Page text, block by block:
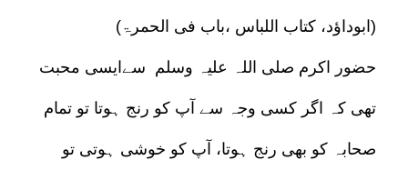
(ابوداؤد، کتاب اللباس ،باب فی الحمرۃ)
حضور اکرم صلی اللہ علیہ وسلم سےایسی محبت
تھی کہ اگر کسی وجہ سے آپ کو رنج ہوتا تو تمام
صحابہ کو بھی رنج ہوتا، آپ کو خوشی ہوتی تو